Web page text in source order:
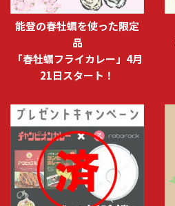
能登の春牡蠣を使った限定
品
「春牡蠣フライカレー」4月
21日スタート！